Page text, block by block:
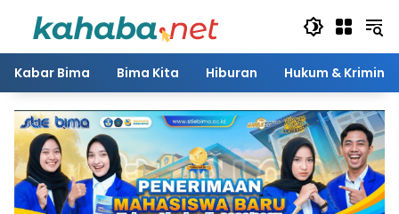
Kabar Bima Bima Kita Hiburan Hukum & Kriminal